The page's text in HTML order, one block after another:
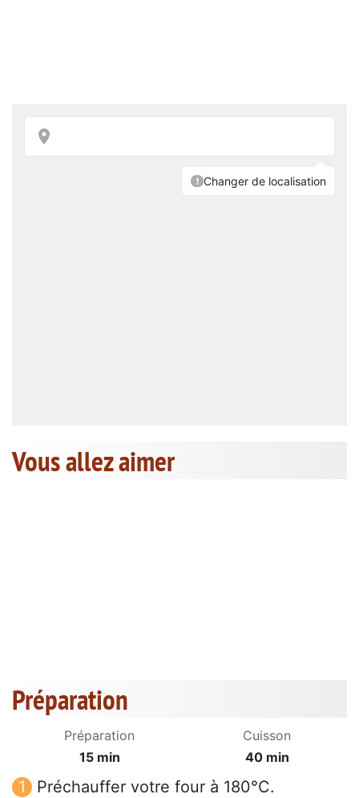
Vous allez aimer
Préparation
Préparation
15 min
Cuisson
40 min
Préchauffer votre four à 180°C.